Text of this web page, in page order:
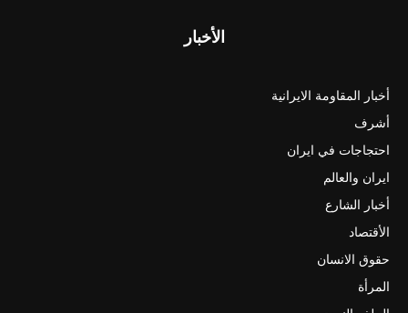
الأخبار
أخبار المقاومة الايرانية
أشرف
احتجاجات في ايران
ايران والعالم
أخبار الشارع
الأقتصاد
حقوق الانسان
المرأة